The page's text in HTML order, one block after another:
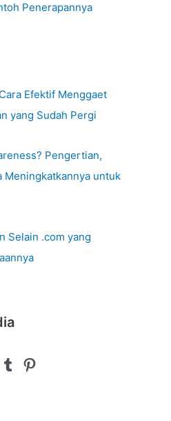
Penerapannya
Efektif Menggaet
yang Sudah Pergi
Pengertian,
Meningkatkannya untuk
Selain .com yang